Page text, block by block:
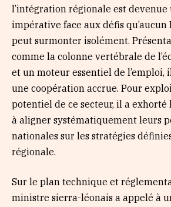
l’intégration régionale est devenue
impérative face aux défis
peut surmonter isolément.
comme la colonne vertébrale de
et un moteur essentiel de l’emploi,
une coopération accrue. Pour
potentiel de ce secteur, il a exhorté
à aligner systématiquement leurs
nationales sur les stratégies
régionale.
Sur le plan technique et
ministre sierra-léonais a appelé à